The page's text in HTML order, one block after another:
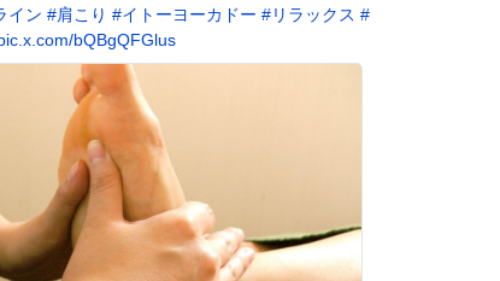
イン #肩こり #イトーヨーカドー #リラックス #
bQBgQFGlus